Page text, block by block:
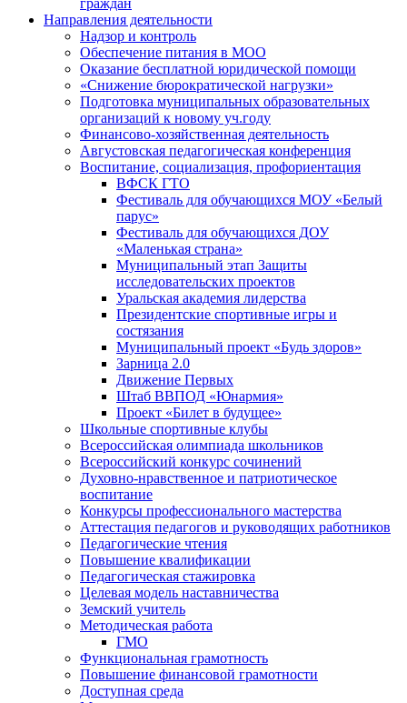
граждан
Направления деятельности
Надзор и контроль
Обеспечение питания в МОО
Оказание бесплатной юридической помощи
«Снижение бюрократической нагрузки»
Подготовка муниципальных образовательных
организаций к новому уч.году
Финансово-хозяйственная деятельность
Августовская педагогическая конференция
Воспитание, социализация, профориентация
ВФСК ГТО
Фестиваль для обучающихся МОУ «Белый
парус»
Фестиваль для обучающихся ДОУ
«Маленькая страна»
Муниципальный этап Защиты
исследовательских проектов
Уральская академия лидерства
Президентские спортивные игры и
состязания
Муниципальный проект «Будь здоров»
Зарница 2.0
Движение Первых
Штаб ВВПОД «Юнармия»
Проект «Билет в будущее»
Школьные спортивные клубы
Всероссийская олимпиада школьников
Всероссийский конкурс сочинений
Духовно-нравственное и патриотическое
воспитание
Конкурсы профессионального мастерства
Аттестация педагогов и руководящих работников
Педагогические чтения
Повышение квалификации
Педагогическая стажировка
Целевая модель наставничества
Земский учитель
Методическая работа
ГМО
Функциональная грамотность
Повышение финансовой грамотности
Доступная среда